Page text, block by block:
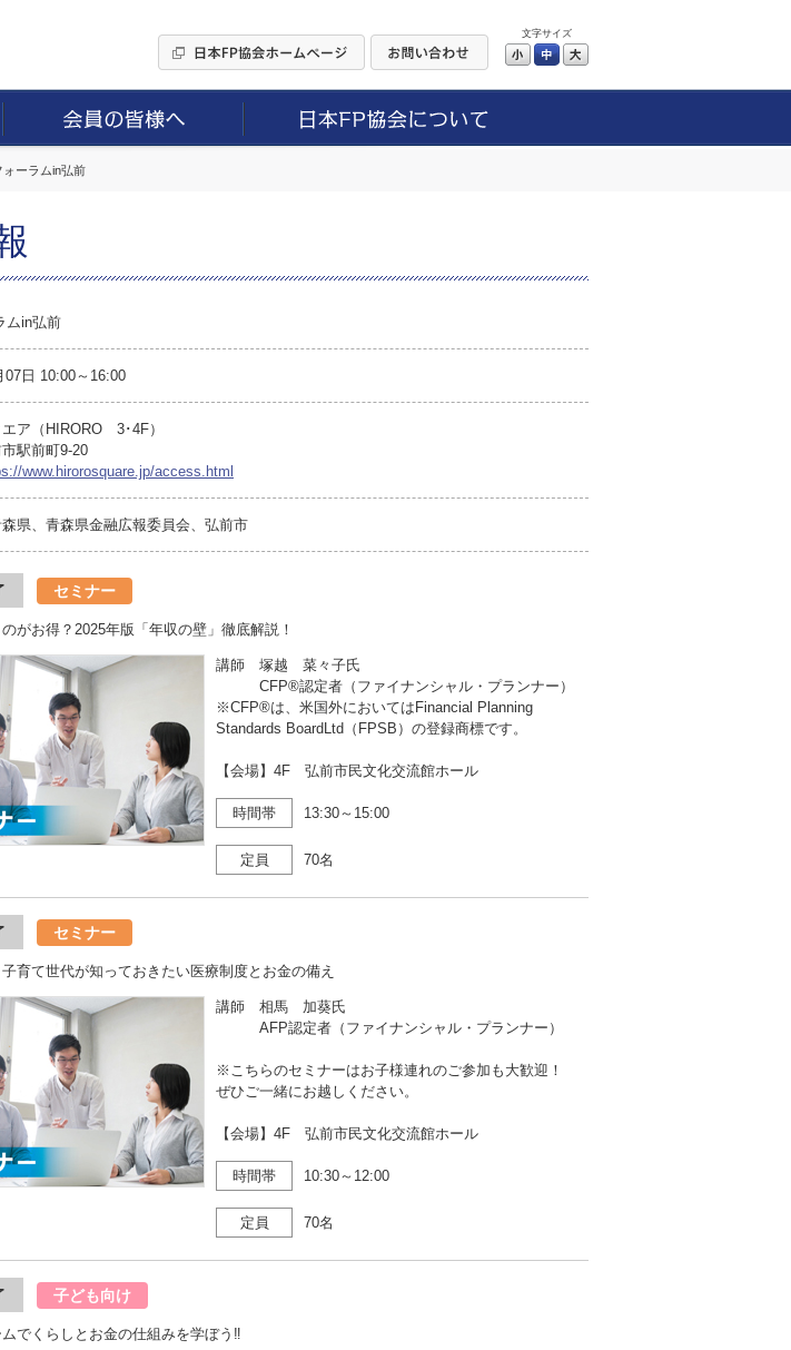
文字サイズ
小 中
ォーラムin弘前
ムin弘前
07日 10:00～16:00
ア（HIRORO 3･4F）
駅前町9-20
www.hirorosquare.jp/access.html
森県、青森県金融広報委員会、弘前市
セミナー
がお得？2025年版「年収の壁」徹底解説！
講師 塚越 菜々子氏
CFP®認定者（ファイナンシャル・プランナー）
※CFP®は、米国外においてはFinancial Planning
Standards BoardLtd（FPSB）の登録商標です。
【会場】4F 弘前市民文化交流館ホール
時間帯 13:30～15:00
定員 70名
セミナー
育て世代が知っておきたい医療制度とお金の備え
講師 相馬 加葵氏
AFP認定者（ファイナンシャル・プランナー）
※こちらのセミナーはお子様連れのご参加も大歓迎！
ぜひご一緒にお越しください。
【会場】4F 弘前市民文化交流館ホール
時間帯 10:30～12:00
定員 70名
子ども向け
でくらしとお金の仕組みを学ぼう‼